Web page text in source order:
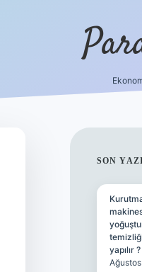
SON
yapılır ?
Ağustos